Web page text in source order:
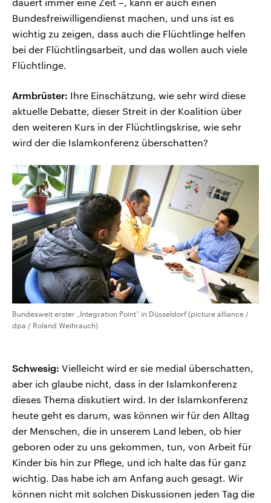
Bundesfreiwilligendienst machen, und uns ist es
wichtig zu zeigen, dass auch die Flüchtlinge helfen
bei der Flüchtlingsarbeit, und das wollen auch viele
Flüchtlinge.
Armbrüster: Ihre Einschätzung, wie sehr wird diese
aktuelle Debatte, dieser Streit in der Koalition über
den weiteren Kurs in der Flüchtlingskrise, wie sehr
wird der die Islamkonferenz überschatten?
Bundesweit erster „Integration Point“ in Düsseldorf (picture alliance /
dpa / Roland Weihrauch)
Schwesig: Vielleicht wird er sie medial überschatten,
aber ich glaube nicht, dass in der Islamkonferenz
dieses Thema diskutiert wird. In der Islamkonferenz
heute geht es darum, was können wir für den Alltag
der Menschen, die in unserem Land leben, ob hier
geboren oder zu uns gekommen, tun, von Arbeit für
Kinder bis hin zur Pflege, und ich halte das für ganz
wichtig. Das habe ich am Anfang auch gesagt. Wir
können nicht mit solchen Diskussionen jeden Tag die